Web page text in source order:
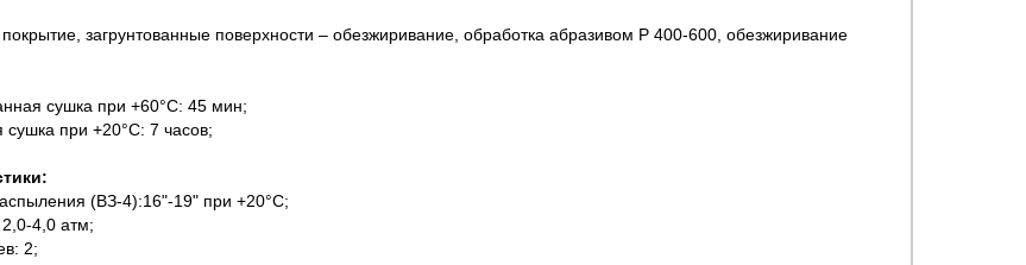
загрунтованные поверхности – обезжиривание, обработка абразивом Р 400-600, обезжиривание
сушка при +60°С: 45 мин;
сушка при +20°С: 7 часов;
(ВЗ-4):16"-19" при +20°С;
4,0 атм;
2;